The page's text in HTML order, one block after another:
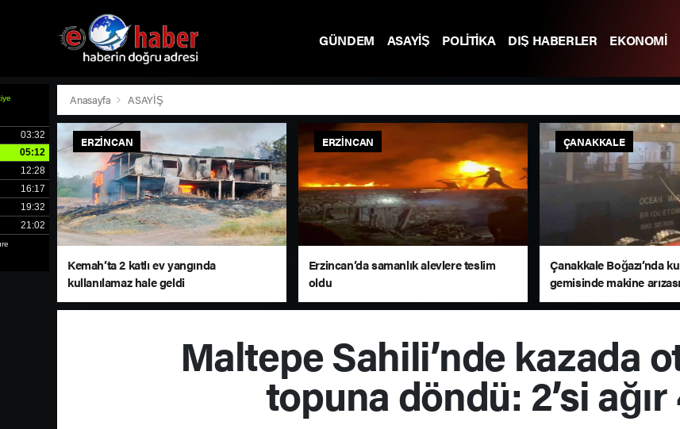
GÜNDEM ASAYİŞ POLİTİKA DIŞ HABERLER EKONOMİ
Anasayfa ASAYİŞ
ERZINCAN
Kemah’ta 2 katlı ev yangında
kullanılamaz hale geldi
ERZINCAN
Erzincan’da samanlık alevlere teslim
oldu
ÇANAKKALE
Çanakkale Boğazı’nda
gemisinde makine arızası
Maltepe Sahili’nde kazada
topuna döndü: 2’si ağır